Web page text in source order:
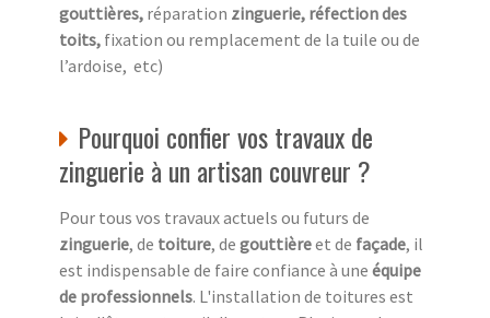
gouttières, réparation zinguerie, réfection des
toits, fixation ou remplacement de la tuile ou de
l’ardoise, etc)
Pourquoi confier vos travaux de
zinguerie à un artisan couvreur ?
Pour tous vos travaux actuels ou futurs de
zinguerie, de toiture, de gouttièreet de façade, il
est indispensable de faire confiance à une équipe
de professionnels. L'installation de toitures est